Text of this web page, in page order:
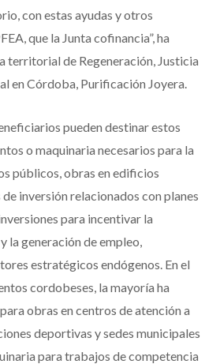
con estas ayudas y otros
que la Junta cofinancia”, ha
territorial de Regeneración, Justicia
en Córdoba, Purificación Joyera.
pueden destinar estos
o maquinaria necesarios para la
públicos, obras en edificios
inversión relacionados con planes
para incentivar la
la generación de empleo,
estratégicos endógenos. En el
cordobeses, la mayoría ha
obras en centros de atención a
deportivas y sedes municipales
para trabajos de competencia